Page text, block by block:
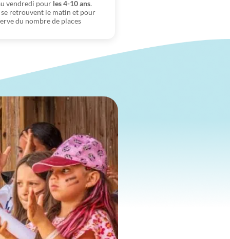
vendredi pour les 4-10 ans.
se retrouvent le matin et pour
du nombre de places